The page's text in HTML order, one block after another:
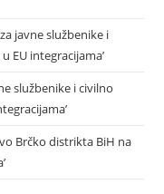
javne službenike i
EU integracijama’
službenike i civilno
Brčko distrikta BiH na